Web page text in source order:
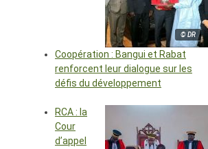
© DR
Coopération : Bangui et Rabat
renforcent leur dialogue sur les
défis du développement
RCA : la
Cour
d’appel